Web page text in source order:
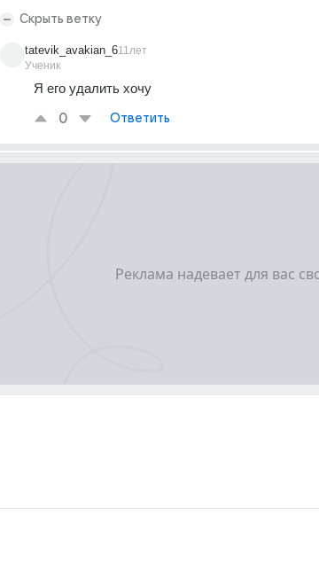
Скрыть ветку
tatevik_avakian_6
Ученик
11лет
Я его удалить хочу
0 Ответить